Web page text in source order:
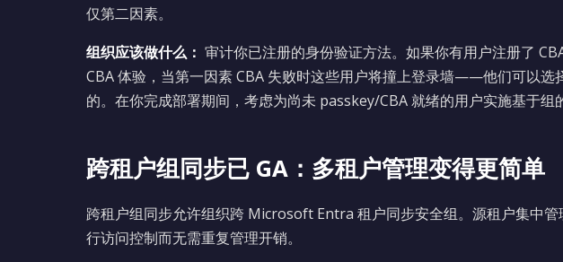
仅第二因素。
组织应该做什么： 审计你已注册的身份验证方法。如果你有用户注册了
CBA 体验，当第一因素 CBA 失败时这些用户将撞上登录墙——他们可以选
的。在你完成部署期间，考虑为尚未 passkey/CBA 就绪的用户实施基于组
跨租户组同步已 GA：多租户管理变得更简单
跨租户组同步允许组织跨 Microsoft Entra 租户同步安全组。源租户集中
行访问控制而无需重复管理开销。